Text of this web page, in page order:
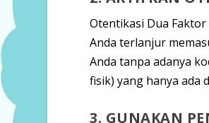
Otentikasi Dua
Anda terlanjur
Anda tanpa adanya
fisik) yang hanya ada
3. GUNAKAN